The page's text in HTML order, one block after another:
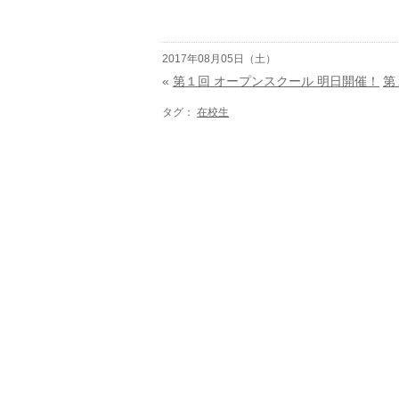
2017年08月05日（土）
« 第１回 オープンスクール 明日開催！ 第
タグ： 在校生